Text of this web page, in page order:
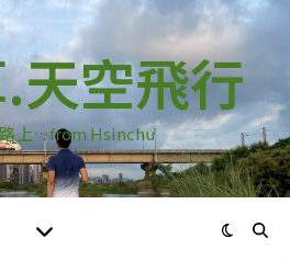
天空飛行
上…from Hsinchu